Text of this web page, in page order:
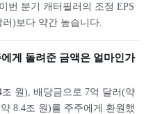
번 분기 캐터필러의 조정 EPS
)보다 약간 높습니다.
게 돌려준 금액은 얼마인가
원), 배당금으로 7억 달러(약
8.4조 원)를 주주에게 환원했